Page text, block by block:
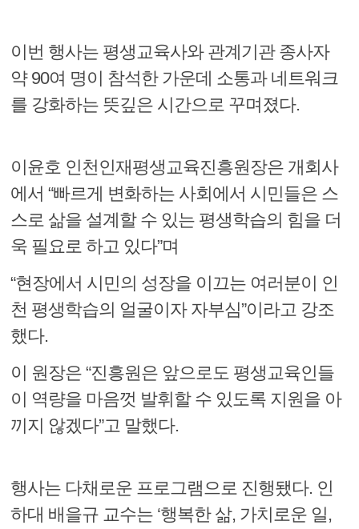
이번 행사는 평생교육사와 관계기관 종사자
약 90여 명이 참석한 가운데 소통과 네트워크
를 강화하는 뜻깊은 시간으로 꾸며졌다.
이윤호 인천인재평생교육진흥원장은 개회사
에서 “빠르게 변화하는 사회에서 시민들은 스
스로 삶을 설계할 수 있는 평생학습의 힘을 더
욱 필요로 하고 있다”며
“현장에서 시민의 성장을 이끄는 여러분이 인
천 평생학습의 얼굴이자 자부심”이라고 강조
했다.
이 원장은 “진흥원은 앞으로도 평생교육인들
이 역량을 마음껏 발휘할 수 있도록 지원을 아
끼지 않겠다”고 말했다.
행사는 다채로운 프로그램으로 진행됐다. 인
하대 배을규 교수는 ‘행복한 삶, 가치로운 일,